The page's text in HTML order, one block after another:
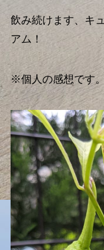
飲み続けます、キ
アム！
※個人の感想です